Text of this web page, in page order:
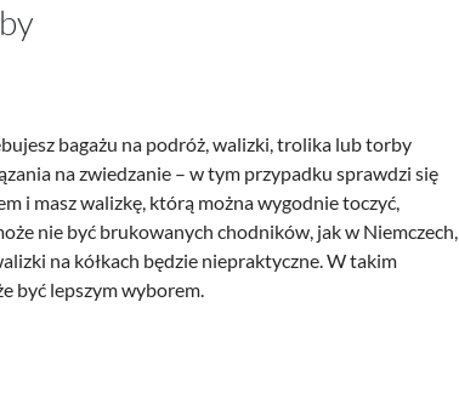
bagażu na podróż, walizki, trolika lub torby
na zwiedzanie – w tym przypadku sprawdzi się
i masz walizkę, którą można wygodnie toczyć,
nie być brukowanych chodników, jak w Niemczech,
na kółkach będzie niepraktyczne. W takim
być lepszym wyborem.